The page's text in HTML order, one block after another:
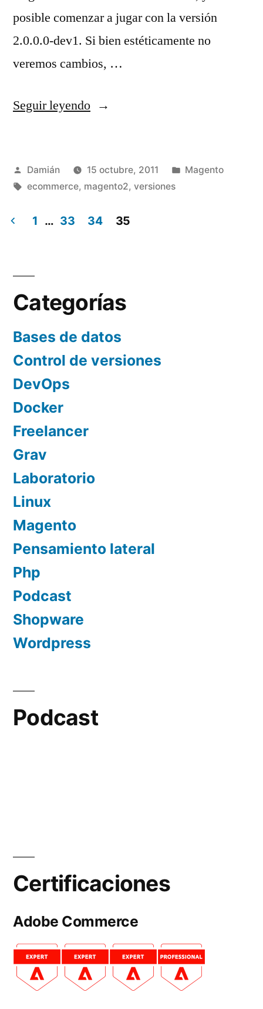
posible comenzar a jugar con la versión
2.0.0.0-dev1. Si bien estéticamente no
veremos cambios, …
Seguir leyendo«Magento
play)»
Publicado
por
Damián 15 octubre, 2011
Publicado
Magento
Etiquetas:
ecommerce, magento2, versiones
de
entradas
1 … 33 34 35
Categorías
Bases de datos
Control de versiones
DevOps
Docker
Freelancer
Grav
Laboratorio
Linux
Magento
Pensamiento lateral
Php
Podcast
Shopware
Wordpress
Podcast
Certificaciones
Adobe Commerce